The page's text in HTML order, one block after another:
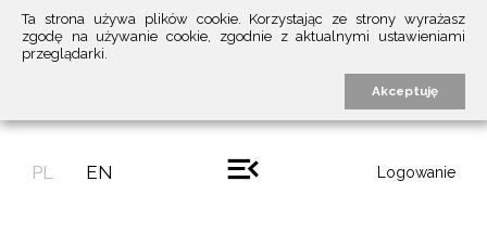
Ta strona używa plików cookie. Korzystając ze strony wyrażasz
zgodę na używanie cookie, zgodnie z aktualnymi ustawieniami
przeglądarki.
Akceptuję
PL EN Logowanie